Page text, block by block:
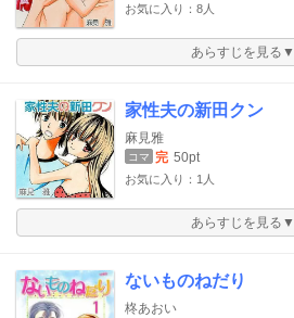
お気に入り：8人
あらすじを見る▼
家性夫の新田クン
麻見雅
コマ 完 50pt
お気に入り：1人
あらすじを見る▼
ないものねだり
柊あおい